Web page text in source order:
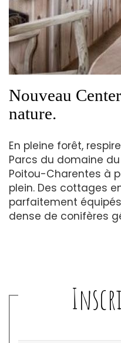
Nouveau
nature.
En pleine forêt,
Parcs du domaine
Poitou-Charentes à
plein. Des cottages
parfaitement
dense de conifères